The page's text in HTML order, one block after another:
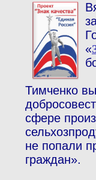
«
Тимченко
сфере
не попали
граждан».